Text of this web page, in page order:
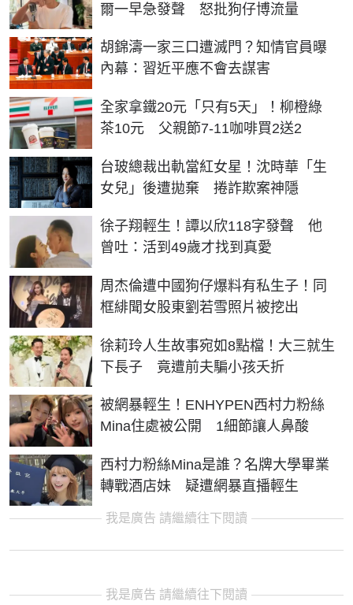
爾一早急發聲 怒批狗仔博流量
胡錦濤一家三口遭滅門？知情官員曝
內幕：習近平應不會去謀害
全家拿鐵20元「只有5天」！柳橙綠
茶10元 父親節7-11咖啡買2送2
台玻總裁出軌當紅女星！沈時華「生
女兒」後遭拋棄 捲詐欺案神隱
徐子翔輕生！譚以欣118字發聲 他
曾吐：活到49歲才找到真愛
周杰倫遭中國狗仔爆料有私生子！同
框緋聞女股東劉若雪照片被挖出
徐莉玲人生故事宛如8點檔！大三就生
下長子 竟遭前夫騙小孩夭折
被網暴輕生！ENHYPEN西村力粉絲
Mina住處被公開 1細節讓人鼻酸
西村力粉絲Mina是誰？名牌大學畢業
轉戰酒店妹 疑遭網暴直播輕生
我是廣告 請繼續往下閱讀
我是廣告 請繼續往下閱讀